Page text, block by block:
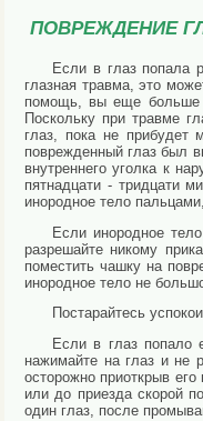
ПОВРЕЖДЕНИЕ
Если в глаз попала
глазная травма, это
помощь, вы еще больше
Поскольку при травме
глаз, пока не прибудет
поврежденный глаз был
внутреннего уголка к
пятнадцати - тридцати
инородное тело
Если инородное
разрешайте никому
поместить чашку на
инородное тело не
Постарайтесь
Если в глаз попало
нажимайте на глаз и не
осторожно приоткрыв
или до приезда скорой
один глаз, после